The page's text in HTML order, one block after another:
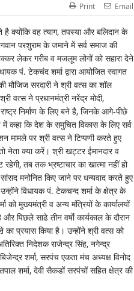
Print Email
है क्योंकि वह त्याग, तपस्या और बलिदान के
परशुराम के जमाने में सर्व समाज की
लेकर गरीब व मजलूम लोगों को सहारा देने
पं. टेकचंद शर्मा द्वारा आयोजित स्वागत
मौजिज सरदारी ने श्री वत्स का शॉल
वत्स ने प्रधानमंत्री नरेंद्र मोदी,
निर्माण के लिए बने है, जिनके आगे-पीछे
कहा कि देश के समुचित विकास के लिए सर्व
मामले पर श्री वत्स ने टिप्पणी करते हुए
नेता क्या करें। श्री खट्टर ईमानदार व
तब तक भ्रष्टाचार का खात्मा नहीं हो
मनोनित किए जाने पर धन्यवाद करते हुए
विधायक पं. टेकचन्द शर्मा के क्षेत्र के
को मुख्यमंत्री व अन्य मंत्रियों के कार्यालयों
पिछले साढे तीन वर्षाे कार्यकाल के दौरान
का प्रयास किया है। उन्होंने श्री वत्स को
निदेशक राजेन्द्र सिंह, नगेन्द्र
शर्मा, सरपंच एकता मंच अध्यक्ष विनोद
शर्मा, देवी सैकडों सरपंचों सहित क्षेत्र की